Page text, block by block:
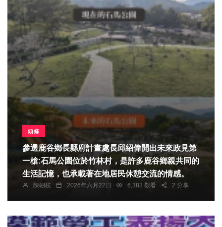
頭條
參選鹿谷鄉長縣府計畫處長邱紹偉開出未來政見第
一槍:石馬公園位於竹林村，是許多鹿谷鄉親共同的
生活記憶，也承載著在地居民休憩交流的情感。
陳朝枝 2026年六月22日 6,383 觀看 2 分享